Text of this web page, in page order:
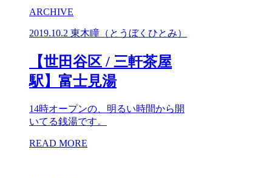
ARCHIVE
2019.10.2 東木瞳（とうぼくひとみ）
【世田谷区 / 三軒茶屋
駅】富士見湯
14時オープンの、明るい時間から開
いてる銭湯です。
READ MORE